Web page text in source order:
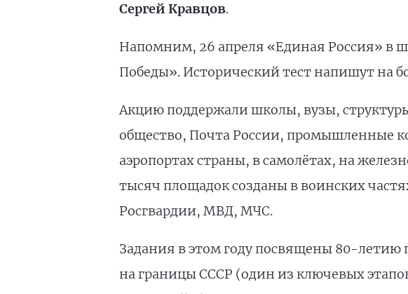
Сергей Кравцов.
Напомним, 26 апреля «Единая Россия» в
Победы». Исторический тест напишут на
Акцию поддержали школы, вузы,
общество, Почта России, промышленные
аэропортах страны, в самолётах, на
тысяч площадок созданы в воинских
Росгвардии, МВД, МЧС.
Задания в этом году посвящены 80-летию
на границы СССР (один из ключевых